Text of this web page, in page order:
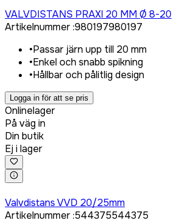
VALVDISTANS PRAXI 20 MM Ø 8-20
Artikelnummer:980197980197
•Passar järn upp till 20 mm
•Enkel och snabb spikning
•Hållbar och pålitlig design
Logga in för att se pris
Onlinelager
På väg in
Din butik
Ej i lager
Valvdistans VVD 20/25mm
Artikelnummer:544375544375